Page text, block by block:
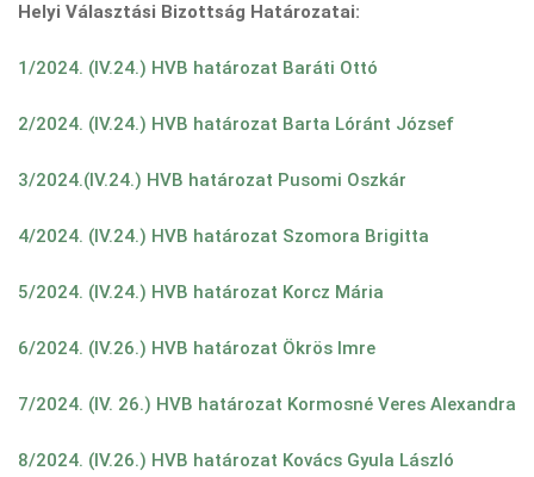
Helyi Választási Bizottság Határozatai:
1/2024. (IV.24.) HVB határozat Baráti Ottó
2/2024. (IV.24.) HVB határozat Barta Lóránt József
3/2024.(IV.24.) HVB határozat Pusomi Oszkár
4/2024. (IV.24.) HVB határozat Szomora Brigitta
5/2024. (IV.24.) HVB határozat Korcz Mária
6/2024. (IV.26.) HVB határozat Ökrös Imre
7/2024. (IV. 26.) HVB határozat Kormosné Veres Alexandra
8/2024. (IV.26.) HVB határozat Kovács Gyula László